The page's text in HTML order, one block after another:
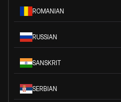
ROMANIAN
RUSSIAN
SANSKRIT
SERBIAN